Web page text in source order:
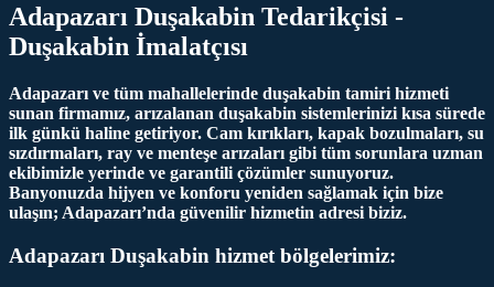
Adapazarı Duşakabin Tedarikçisi -
Duşakabin İmalatçısı
Adapazarı ve tüm mahallelerinde duşakabin tamiri hizmeti
sunan firmamız, arızalanan duşakabin sistemlerinizi kısa sürede
ilk günkü haline getiriyor. Cam kırıkları, kapak bozulmaları, su
sızdırmaları, ray ve menteşe arızaları gibi tüm sorunlara uzman
ekibimizle yerinde ve garantili çözümler sunuyoruz.
Banyonuzda hijyen ve konforu yeniden sağlamak için bize
ulaşın; Adapazarı’nda güvenilir hizmetin adresi biziz.
Adapazarı Duşakabin hizmet bölgelerimiz: